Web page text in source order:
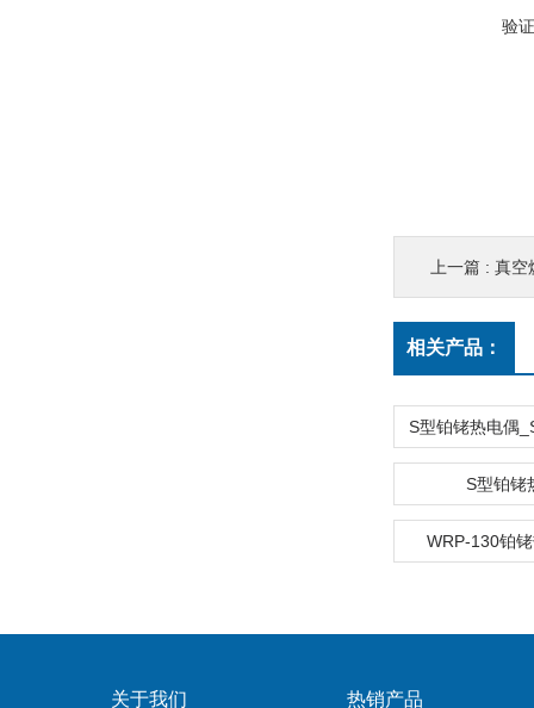
验
上一篇 : 真空
相关产品：
S型铂铑
WRP-130铂
关于我们 热销产品